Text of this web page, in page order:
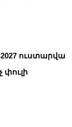
ուստարվա
փուլի